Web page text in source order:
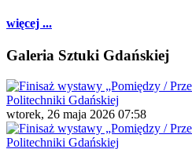
więcej ...
Galeria Sztuki Gdańskiej
wtorek, 26 maja 2026 07:58